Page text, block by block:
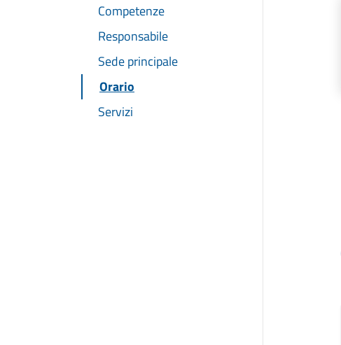
Competenze
Responsabile
Sede principale
Orario
Servizi